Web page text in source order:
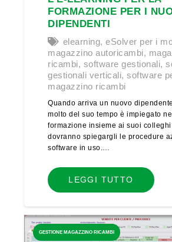
FORMAZIONE PER I
DIPENDENTI
elearning,eSolver per i
magazzino autoricambi,
ricambi, software gestionali,
gestionali verticali,software
magazzino ricambi
Quando arriva un nuovo
molto del suo tempo è impiegato
formazione insieme ai suoi colleghi
dovranno spiegargli le procedure
software in uso.…
LEGGI TUTTO
GESTIONE MAGAZZINO RICAMBI